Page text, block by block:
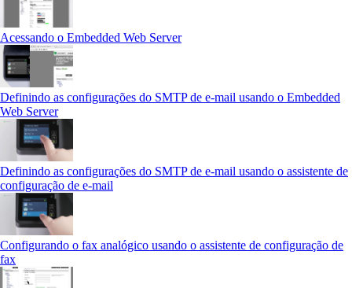
Acessando o Embedded Web Server
Definindo as configurações do SMTP de e-mail usando o Embedded
Web Server
Definindo as configurações do SMTP de e-mail usando o assistente de
configuração de e-mail
Configurando o fax analógico usando o assistente de configuração de
fax